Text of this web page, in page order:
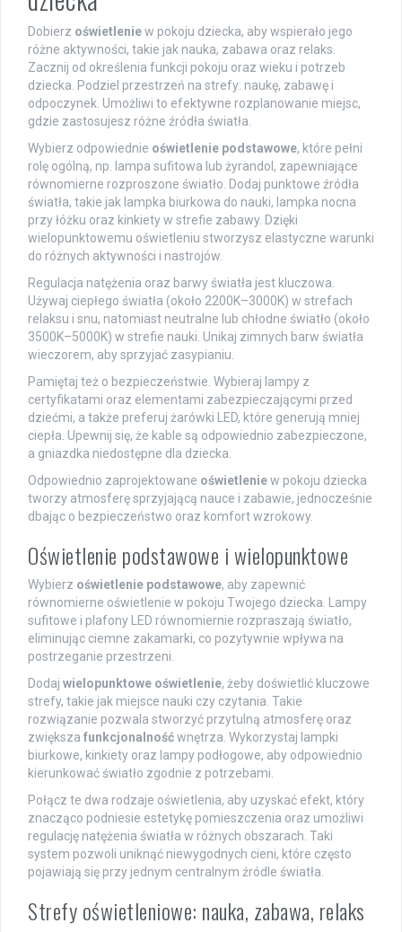
Dobierz oświetleniew pokoju dziecka, aby wspierało jego
różne aktywności, takie jak nauka, zabawa oraz relaks.
Zacznij od określenia funkcji pokoju oraz wieku i potrzeb
dziecka. Podziel przestrzeń na strefy: naukę, zabawę i
odpoczynek. Umożliwi to efektywne rozplanowanie miejsc,
gdzie zastosujesz różne źródła światła.
Wybierz odpowiednie oświetlenie podstawowe, które pełni
rolę ogólną, np. lampa sufitowa lub żyrandol, zapewniające
równomierne rozproszone światło. Dodaj punktowe źródła
światła, takie jak lampka biurkowa do nauki, lampka nocna
przy łóżku oraz kinkiety w strefie zabawy. Dzięki
wielopunktowemu oświetleniu stworzysz elastyczne warunki
do różnych aktywności i nastrojów.
Regulacja natężenia oraz barwy światła jest kluczowa.
Używaj ciepłego światła (około 2200K–3000K) w strefach
relaksu i snu, natomiast neutralne lub chłodne światło (około
3500K–5000K) w strefie nauki. Unikaj zimnych barw światła
wieczorem, aby sprzyjać zasypianiu.
Pamiętaj też o bezpieczeństwie. Wybieraj lampy z
certyfikatami oraz elementami zabezpieczającymi przed
dziećmi, a także preferuj żarówki LED, które generują mniej
ciepła. Upewnij się, że kable są odpowiednio zabezpieczone,
a gniazdka niedostępne dla dziecka.
Odpowiednio zaprojektowane oświetleniew pokoju dziecka
tworzy atmosferę sprzyjającą nauce i zabawie, jednocześnie
dbając o bezpieczeństwo oraz komfort wzrokowy.
Oświetlenie podstawowe i wielopunktowe
Wybierz oświetlenie podstawowe, aby zapewnić
równomierne oświetlenie w pokoju Twojego dziecka. Lampy
sufitowe i plafony LED równomiernie rozpraszają światło,
eliminując ciemne zakamarki, co pozytywnie wpływa na
postrzeganie przestrzeni.
Dodaj wielopunktowe oświetlenie, żeby doświetlić kluczowe
strefy, takie jak miejsce nauki czy czytania. Takie
rozwiązanie pozwala stworzyć przytulną atmosferę oraz
zwiększa funkcjonalnośćwnętrza. Wykorzystaj lampki
biurkowe, kinkiety oraz lampy podłogowe, aby odpowiednio
kierunkować światło zgodnie z potrzebami.
Połącz te dwa rodzaje oświetlenia, aby uzyskać efekt, który
znacząco podniesie estetykę pomieszczenia oraz umożliwi
regulację natężenia światła w różnych obszarach. Taki
system pozwoli uniknąć niewygodnych cieni, które często
pojawiają się przy jednym centralnym źródle światła.
Strefy oświetleniowe: nauka, zabawa, relaks